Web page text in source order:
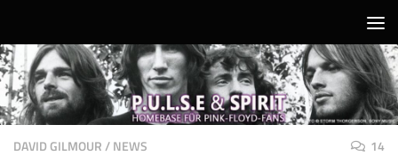
DAVID GILMOUR/NEWS 14